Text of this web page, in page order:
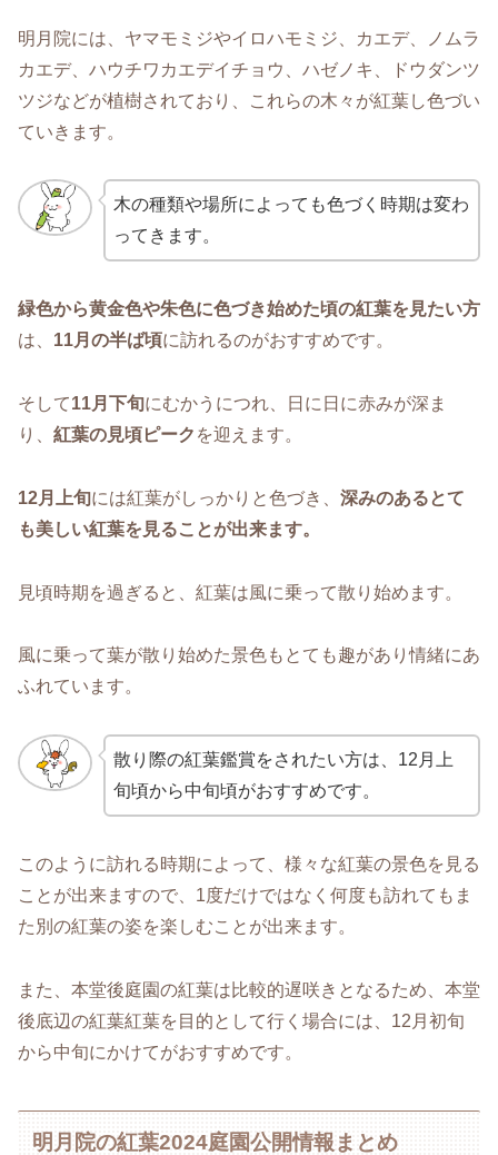
明月院には、ヤマモミジやイロハモミジ、カエデ、ノムラ
カエデ、ハウチワカエデイチョウ、ハゼノキ、ドウダンツ
ツジなどが植樹されており、これらの木々が紅葉し色づい
ていきます。
木の種類や場所によっても色づく時期は変わ
ってきます。
緑色から黄金色や朱色に色づき始めた頃の紅葉を見たい方
は、 11月の半ば頃に訪れるのがおすすめです。
そして11月下旬にむかうにつれ、日に日に赤みが深ま
り、 紅葉の見頃ピーク を迎えます。
12月上旬には紅葉がしっかりと色づき、 深みのあるとて
も美しい紅葉を見ることが出来ます。
見頃時期を過ぎると、紅葉は風に乗って散り始めます。
風に乗って葉が散り始めた景色もとても趣があり情緒にあ
ふれています。
散り際の紅葉鑑賞をされたい方は、12月上
旬頃から中旬頃がおすすめです。
このように訪れる時期によって、様々な紅葉の景色を見る
ことが出来ますので、1度だけではなく何度も訪れてもま
た別の紅葉の姿を楽しむことが出来ます。
また、本堂後庭園の紅葉は比較的遅咲きとなるため、本堂
後底辺の紅葉紅葉を目的として行く場合には、12月初旬
から中旬にかけてがおすすめです。
明月院の紅葉2024庭園公開情報まとめ